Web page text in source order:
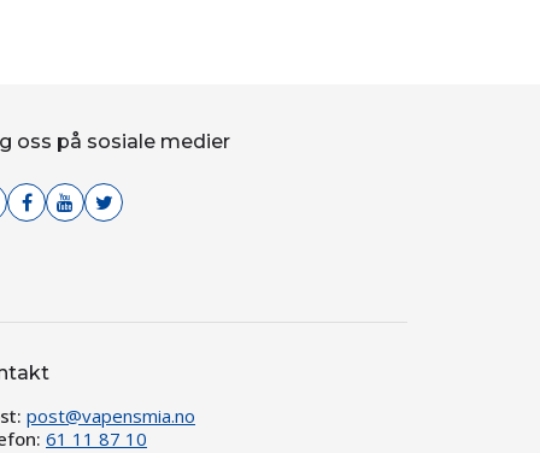
oss på sosiale medier
post@vapensmia.no
61 11 87 10